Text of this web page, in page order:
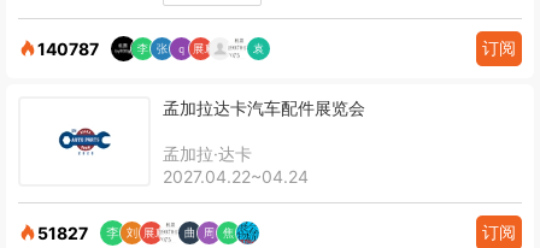
140787 订阅
孟加拉达卡汽车配件展览会
孟加拉·达卡
2027.04.22~04.24
51827 订阅